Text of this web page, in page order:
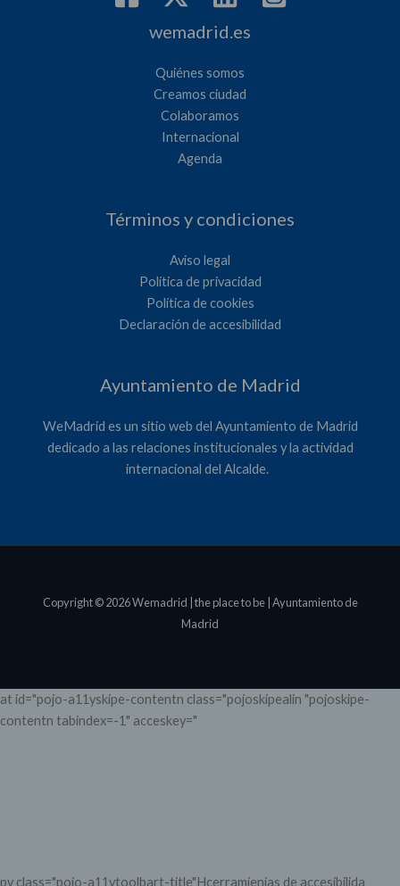
wemadrid.es
Quiénes somos
Creamos ciudad
Colaboramos
Internacional
Agenda
Términos y condiciones
Aviso legal
Política de privacidad
Política de cookies
Declaración de accesibilidad
Ayuntamiento de Madrid
WeMadrid es un sitio web del Ayuntamiento de Madrid
dedicado a las relaciones institucionales y la actividad
internacional del Alcalde. ​
Copyright © 2026 Wemadrid | the place to be | Ayuntamiento de
Madrid
at id="pojo-a11yskipe-contentn class="pojoskipealin "pojoskipe-
contentn tabindex=-1" acceskey="
pv class="pojo-a11ytoolbart-title"Hcerramienias de accesibilida